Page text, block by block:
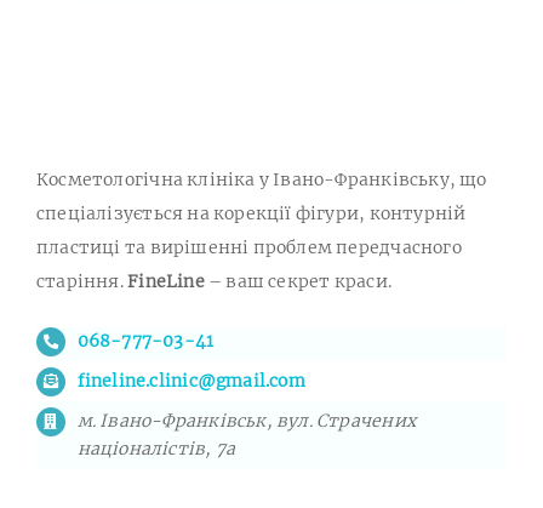
Косметологічна клініка у Івано-Франківську, що
спеціалізується на корекції фігури, контурній
пластиці та вирішенні проблем передчасного
старіння.FineLine– ваш секрет краси.
068-777-03-41
fineline.clinic@gmail.com
м. Івано-Франківськ, вул. Страчених
націоналістів, 7а